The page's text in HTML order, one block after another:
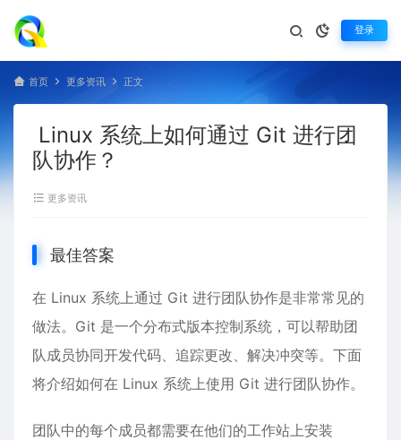
登录
首页 更多资讯 正文
Linux 系统上如何通过 Git 进行团
队协作？
更多资讯
最佳答案
在 Linux 系统上通过 Git 进行团队协作是非常常见的
做法。Git 是一个分布式版本控制系统，可以帮助团
队成员协同开发代码、追踪更改、解决冲突等。下面
将介绍如何在 Linux 系统上使用 Git 进行团队协作。
团队中的每个成员都需要在他们的工作站上安装